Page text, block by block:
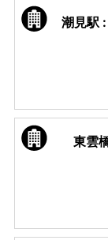
潮見駅
東雲